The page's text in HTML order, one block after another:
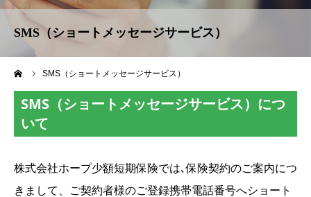
SMS（ショートメッセージサービス）
SMS（ショートメッセージサービス）
SMS（ショートメッセージサービス）につ
いて
株式会社ホープ少額短期保険では､保険契約のご案内につ
きまして、ご契約者様のご登録携帯電話番号へショート
お問合せ